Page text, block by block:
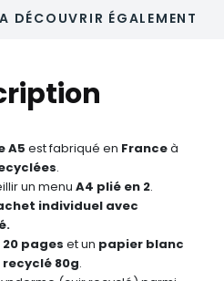
A DÉCOUVRIR ÉGALEMENT
A5 est fabriqué en Franceà
.
un menu A4 plié en 2.
individuel avec
pages et un papier blanc
80g.